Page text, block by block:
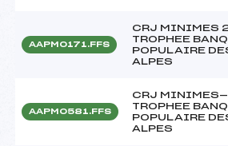
AAPM0171.FFS
CRJ MINIMES
TROPHEE
POPULAIRE
ALPES
AAPM0581.FFS
CRJ
TROPHEE
POPULAIRE
ALPES